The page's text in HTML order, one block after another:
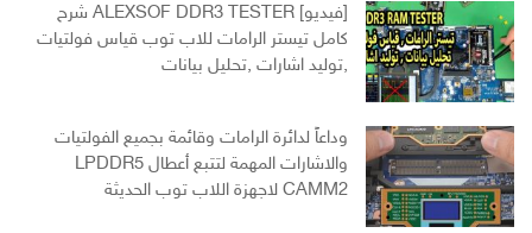
[فيديو] ALEXSOF DDR3 TESTER شرح
كامل تيستر الرامات للاب توب قياس فولتيات
,توليد اشارات ,تحليل بيانات
وداعاً لدائرة الرامات وقائمة بجميع الفولتيات
والاشارات المهمة لتتبع أعطال LPDDR5
CAMM2 لاجهزة اللاب توب الحديثة